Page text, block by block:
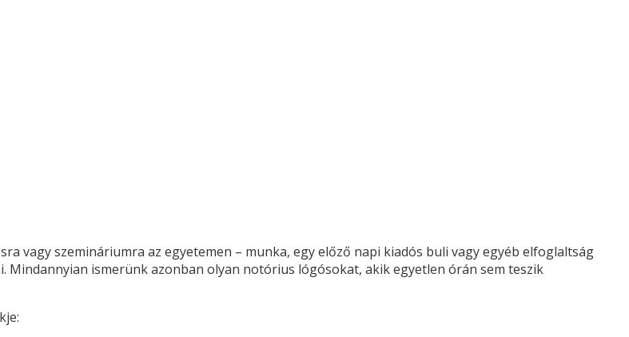
vagy szemináriumra az egyetemen – munka, egy előző napi kiadós buli vagy egyéb elfoglaltság
Mindannyian ismerünk azonban olyan notórius lógósokat, akik egyetlen órán sem teszik